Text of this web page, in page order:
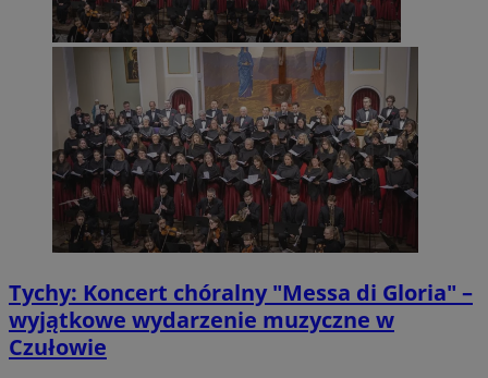
Tychy: Koncert chóralny "Messa di Gloria" –
wyjątkowe wydarzenie muzyczne w
Czułowie